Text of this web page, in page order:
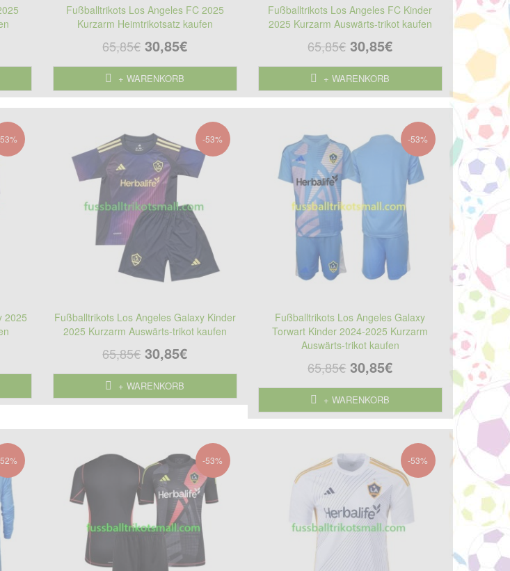
Fußballtrikots Los Angeles FC 2025
Kurzarm Heimtrikotsatz kaufen
65,85€ 30,85€
+ WARENKORB
Fußballtrikots Los Angeles FC Kinder
2025 Kurzarm Auswärts-trikot kaufen
65,85€ 30,85€
+ WARENKORB
2025
-53%
Fußballtrikots Los Angeles Galaxy Kinder
2025 Kurzarm Auswärts-trikot kaufen
65,85€ 30,85€
+ WARENKORB
-53%
Fußballtrikots Los Angeles Galaxy
Torwart Kinder 2024-2025 Kurzarm
Auswärts-trikot kaufen
65,85€ 30,85€
+ WARENKORB
-53% -53%